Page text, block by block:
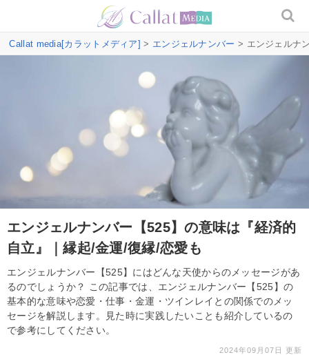
Callat media[カラットメディア] > エンジェルナンバー > エンジェルナ
エンジェルナンバー【525】の意味は『経済的
自立』｜縁起/金運/復縁/恋愛も
エンジェルナンバー【525】にはどんな天使からのメッセージがあ
るのでしょうか？ この記事では、エンジェルナンバー【525】の
基本的な意味や恋愛・仕事・金運・ツインレイとの関係でのメッ
セージを解説します。見た時に実践したいことも紹介しているの
で参考にしてください。
2024年09月07日 更新